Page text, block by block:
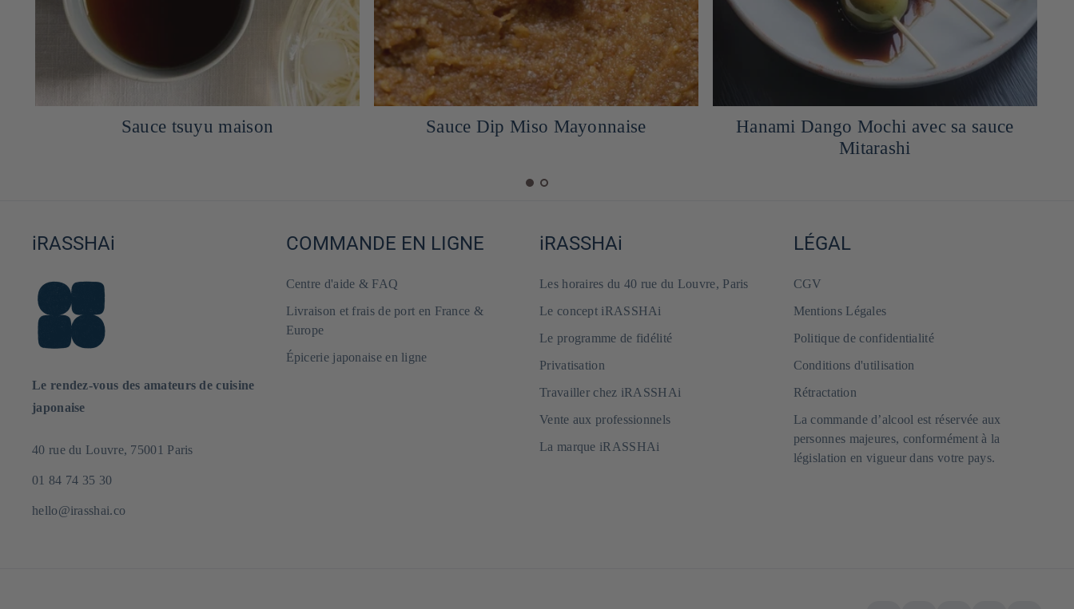
Sauce Dip Miso Mayonnaise
Hanami Dango Mochi avec sa sauce
Asperges Blanches à la Sauce Miso et
Yuzu
iRASSHAi
Le rendez-vous des amateurs de cuisine
japonaise
40 rue du Louvre, 75001 Paris
01 84 74 35 30
hello@irasshai.co
COMMANDE EN LIGNE
Centre d'aide & FAQ
Livraison et frais de port en France &
Europe
Épicerie japonaise en ligne
iRASSHAi
Les horaires du 40 rue du Louvre, Paris
Le concept iRASSHAi
Le programme de fidélité
Privatisation
Travailler chez iRASSHAi
Vente aux professionnels
La marque iRASSHAi
LÉGAL
CGV
Mentions Légales
Politique de confidentialité
Conditions d'utilisation
Rétractation
La commande d’alcool est réservée aux
personnes majeures, conformément à la
législation en vigueur dans votre pays.